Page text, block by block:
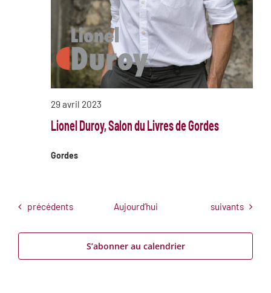
Lionel Duroy, Salon du Livres de Gordes
29 avril 2023
Gordes
Évènements
précédents Aujourd’hui Évènements
suivants
S’abonner au calendrier